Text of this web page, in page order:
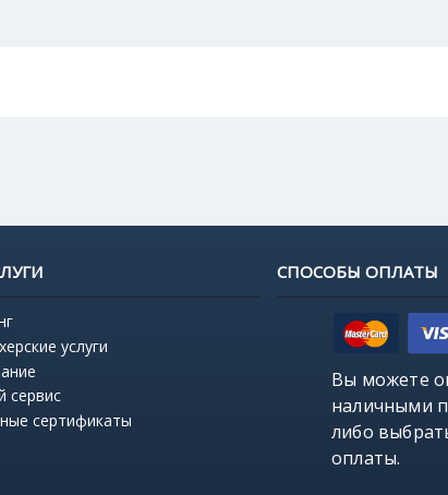
услуги
сервис
сертификаты
СПОСОБЫ ОПЛАТЫ
Вы можете
наличными
либо
оплаты.